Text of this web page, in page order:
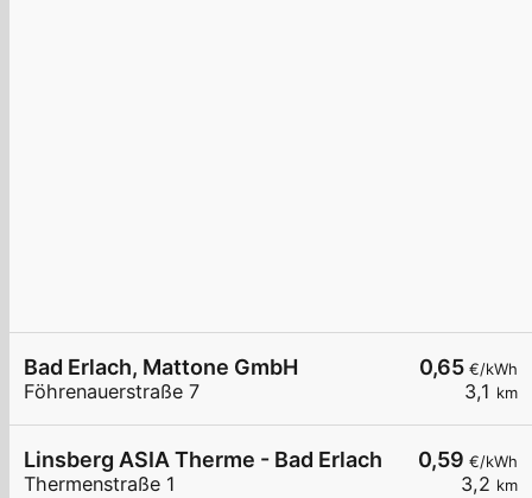
0,65 €/kWh
3,1 km
Bad Erlach, Mattone GmbH
Föhrenauerstraße 7
0,59 €/kWh
3,2 km
Linsberg ASIA Therme - Bad Erlach
Thermenstraße 1